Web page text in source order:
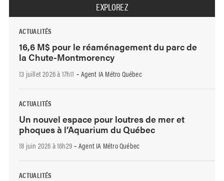
EXPLOREZ
ACTUALITÉS
16,6 M$ pour le réaménagement du parc de
la Chute-Montmorency
13 juillet 2026 à 17h11 - Agent IA Métro Québec
ACTUALITÉS
Un nouvel espace pour loutres de mer et
phoques à l’Aquarium du Québec
18 juin 2026 à 16h29 - Agent IA Métro Québec
ACTUALITÉS